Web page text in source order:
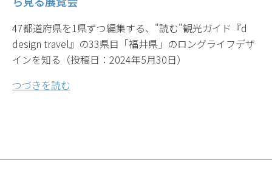
47都道府県を1県ずつ編集する、"読む"観光ガイド『d
design travel』の33県目「福井県」のロングライフデザ
インを知る（投稿日：2024年5月30日）
つづきを読む